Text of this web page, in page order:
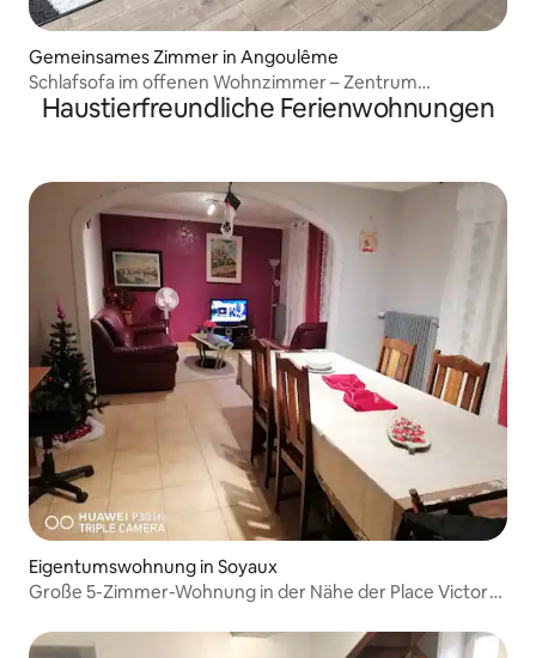
Gemeinsames Zimmer in Angoulême
Schlafsofa im offenen Wohnzimmer – Zentrum
10 Minuten mit dem Bus entfernt
Haustierfreundliche Ferienwohnungen
Eigentumswohnung in Soyaux
Große 5-Zimmer-Wohnung in der Nähe der Place Victor